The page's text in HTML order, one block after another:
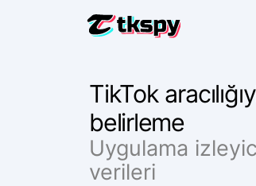
TikTok
belirleme
Uygulama
verileri